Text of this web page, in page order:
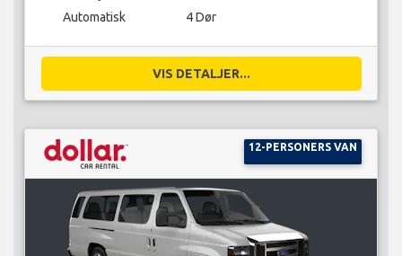
Automatisk 4 Dør
VIS DETALJER...
12-PERSONERS VAN